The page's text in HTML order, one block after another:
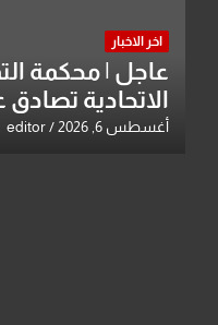
اخر الاخبار
عاجل | محكمة
الاتحادية
بحق خالد عبد
أغسطس 6, 2026 editor